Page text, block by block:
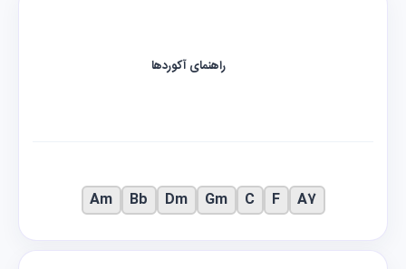
راهنمای آکوردها
A7
F
C
Gm
Dm
Bb
Am